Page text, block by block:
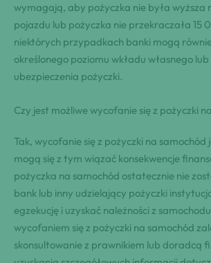
wymagają, aby pożyczka nie była wyższa
pojazdu lub pożyczka nie przekraczała 15
niektórych przypadkach banki mogą
określonego poziomu wkładu własnego
ubezpieczenia pożyczki.
Czy jest możliwe wycofanie się z pożyczki
Tak, wycofanie się z pożyczki na samochód
mogą się z tym wiązać konsekwencje
pożyczka na samochód ostatecznie nie
bank lub inny udzielający pożyczki
egzekucję i uzyskać należności z
wycofaniem się z pożyczki na samochód
skonsultowanie z prawnikiem lub doradcą